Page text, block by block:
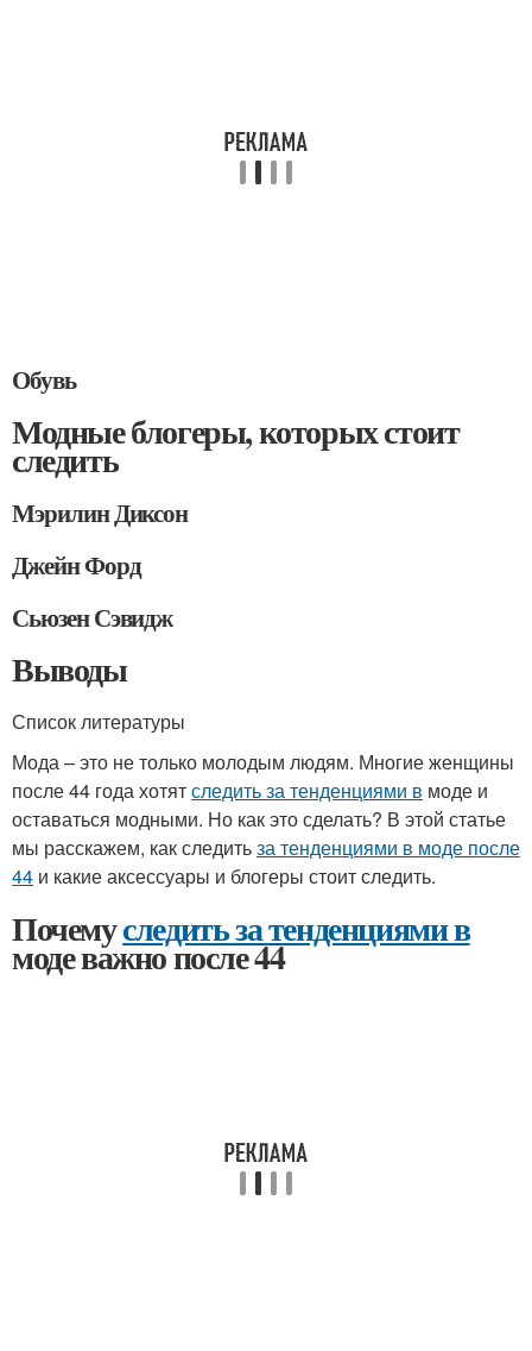
Обувь
Модные блогеры, которых стоит
следить
Мэрилин Диксон
Джейн Форд
Сьюзен Сэвидж
Выводы
Список литературы
Мода – это не только молодым людям. Многие женщины
после 44 года хотятследить за тенденциями в моде и
оставаться модными. Но как это сделать? В этой статье
мы расскажем, как следитьза тенденциями в моде после
44 и какие аксессуары и блогеры стоит следить.
Почемуследить за тенденциями в
моде важно после 44